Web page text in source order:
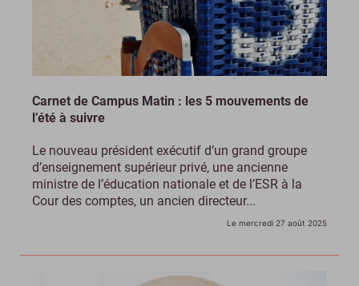
Carnet de Campus Matin : les 5 mouvements de
l’été à suivre
Le nouveau président exécutif d’un grand groupe
d’enseignement supérieur privé, une ancienne
ministre de l’éducation nationale et de l’ESR à la
Cour des comptes, un ancien directeur...
Le mercredi 27 août 2025